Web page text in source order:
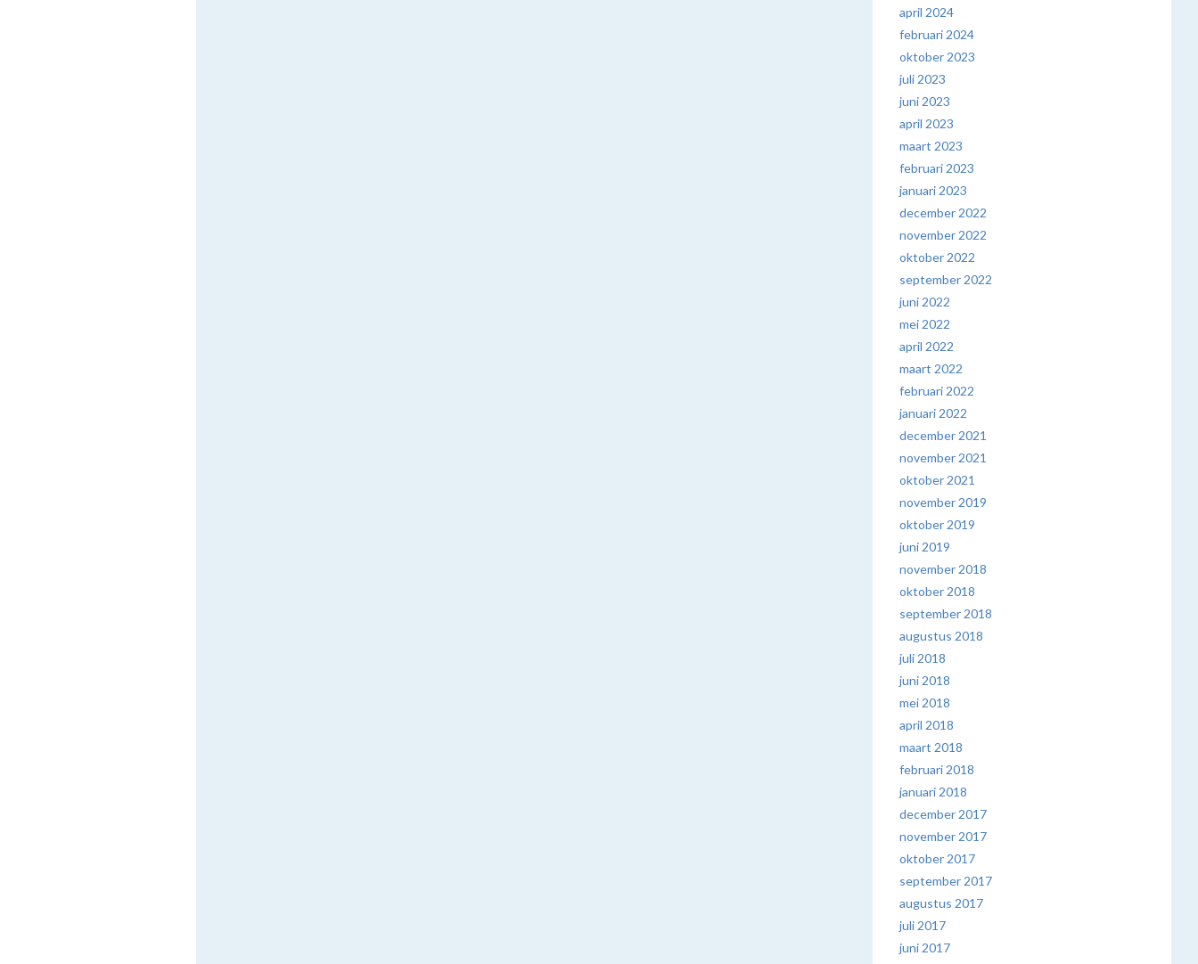
april 2024
februari 2024
oktober 2023
juli 2023
juni 2023
april 2023
maart 2023
februari 2023
januari 2023
december 2022
november 2022
oktober 2022
september 2022
juni 2022
mei 2022
april 2022
maart 2022
februari 2022
januari 2022
december 2021
november 2021
oktober 2021
november 2019
oktober 2019
juni 2019
november 2018
oktober 2018
september 2018
augustus 2018
juli 2018
juni 2018
mei 2018
april 2018
maart 2018
februari 2018
januari 2018
december 2017
november 2017
oktober 2017
september 2017
augustus 2017
juli 2017
juni 2017